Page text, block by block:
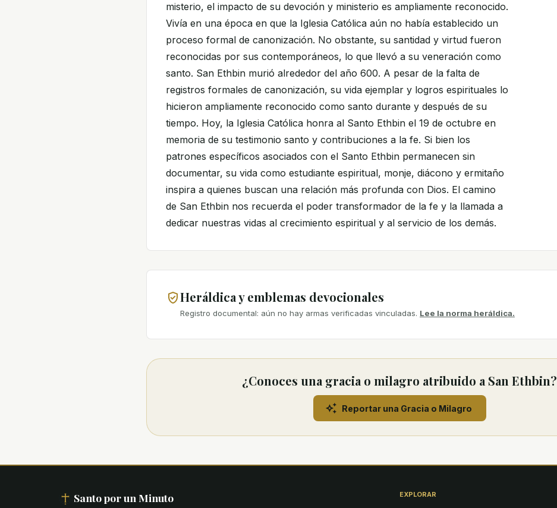
misterio, el impacto de su devoción y ministerio es ampliamente reconocido.
Vivía en una época en que la Iglesia Católica aún no había establecido un
proceso formal de canonización. No obstante, su santidad y virtud fueron
reconocidas por sus contemporáneos, lo que llevó a su veneración como
santo. San Ethbin murió alrededor del año 600. A pesar de la falta de
registros formales de canonización, su vida ejemplar y logros espirituales lo
hicieron ampliamente reconocido como santo durante y después de su
tiempo. Hoy, la Iglesia Católica honra al Santo Ethbin el 19 de octubre en
memoria de su testimonio santo y contribuciones a la fe. Si bien los
patrones específicos asociados con el Santo Ethbin permanecen sin
documentar, su vida como estudiante espiritual, monje, diácono y ermitaño
inspira a quienes buscan una relación más profunda con Dios. El camino
de San Ethbin nos recuerda el poder transformador de la fe y la llamada a
dedicar nuestras vidas al crecimiento espiritual y al servicio de los demás.
Heráldica y emblemas devocionales
Registro documental: aún no hay armas verificadas vinculadas. Lee la norma heráldica.
¿Conoces una gracia o milagro atribuido a San Ethbin?
Reportar una Gracia o Milagro
Santo por un Minuto EXPLORAR